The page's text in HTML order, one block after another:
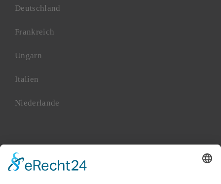
Deutschland
Frankreich
Ungarn
Italien
Niederlande
Polen